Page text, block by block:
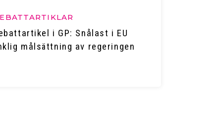
i GP: Snålast i EU
målsättning av regeringen